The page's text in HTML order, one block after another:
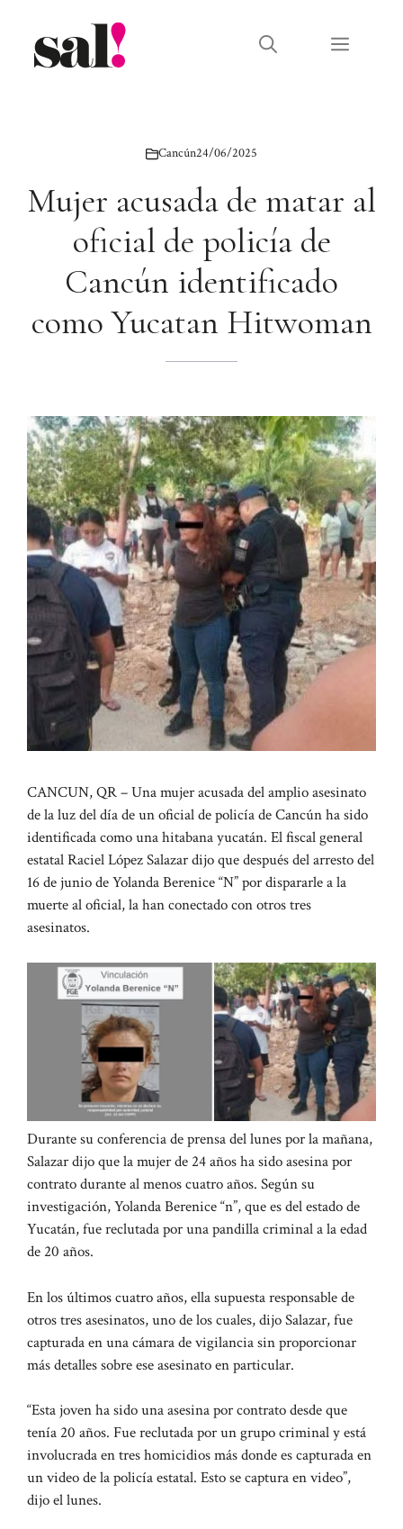
contenido
Menú
Cancún24/06/2025
Mujer acusada de matar al
oficial de policía de
Cancún identificado
como Yucatan Hitwoman
CANCUN, QR – Una mujer acusada del amplio asesinato
de la luz del día de un oficial de policía de Cancún ha sido
identificada como una hitabana yucatán. El fiscal general
estatal Raciel López Salazar dijo que después del arresto del
16 de junio de Yolanda Berenice “N” por dispararle a la
muerte al oficial, la han conectado con otros tres
asesinatos.
Durante su conferencia de prensa del lunes por la mañana,
Salazar dijo que la mujer de 24 años ha sido asesina por
contrato durante al menos cuatro años. Según su
investigación, Yolanda Berenice “n”, que es del estado de
Yucatán, fue reclutada por una pandilla criminal a la edad
de 20 años.
En los últimos cuatro años, ella supuesta responsable de
otros tres asesinatos, uno de los cuales, dijo Salazar, fue
capturada en una cámara de vigilancia sin proporcionar
más detalles sobre ese asesinato en particular.
“Esta joven ha sido una asesina por contrato desde que
tenía 20 años. Fue reclutada por un grupo criminal y está
involucrada en tres homicidios más donde es capturada en
un video de la policía estatal. Esto se captura en video”,
dijo el lunes.